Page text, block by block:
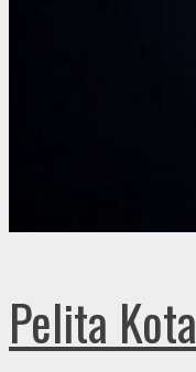
Pelita